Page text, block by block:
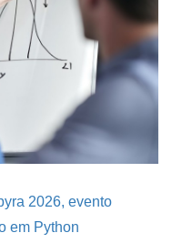
2026, evento
em Python